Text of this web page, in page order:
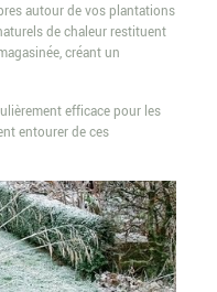
autour de vos plantations
de chaleur restituent
créant un
efficace pour les
entourer de ces